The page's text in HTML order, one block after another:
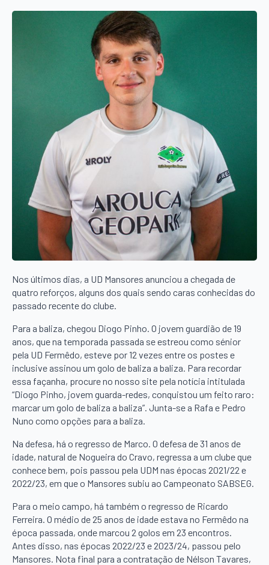
Nos últimos dias, a UD Mansores anunciou a chegada de
quatro reforços, alguns dos quais sendo caras conhecidas do
passado recente do clube.
Para a baliza, chegou Diogo Pinho. O jovem guardião de 19
anos, que na temporada passada se estreou como sénior
pela UD Fermêdo, esteve por 12 vezes entre os postes e
inclusive assinou um golo de baliza a baliza. Para recordar
essa façanha, procure no nosso site pela notícia intitulada
“Diogo Pinho, jovem guarda-redes, conquistou um feito raro:
marcar um golo de baliza a baliza”. Junta-se a Rafa e Pedro
Nuno como opções para a baliza.
Na defesa, há o regresso de Marco. O defesa de 31 anos de
idade, natural de Nogueira do Cravo, regressa a um clube que
conhece bem, pois passou pela UDM nas épocas 2021/22 e
2022/23, em que o Mansores subiu ao Campeonato SABSEG.
Para o meio campo, há também o regresso de Ricardo
Ferreira. O médio de 25 anos de idade estava no Fermêdo na
época passada, onde marcou 2 golos em 23 encontros.
Antes disso, nas épocas 2022/23 e 2023/24, passou pelo
Mansores. Nota final para a contratação de Nélson Tavares,